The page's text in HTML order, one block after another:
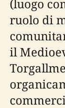
(luogo
ruolo di
il